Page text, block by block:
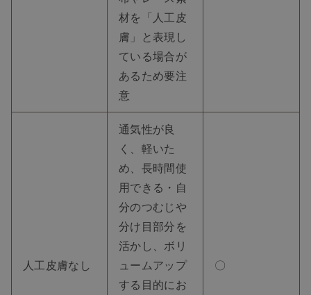
材を「人工皮
膚」と表現し
ている場合が
あるため要注
意
人工皮膚なし
通気性が良
く、軽いた
め、長時間使
用できる・自
分のつむじや
分け目部分を
活かし、ボリ
ュームアップ
する目的にお
〇